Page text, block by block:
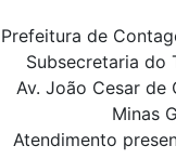
Prefeitura de
Subsecretaria do
Av. João Cesar de
Minas
Atendimento